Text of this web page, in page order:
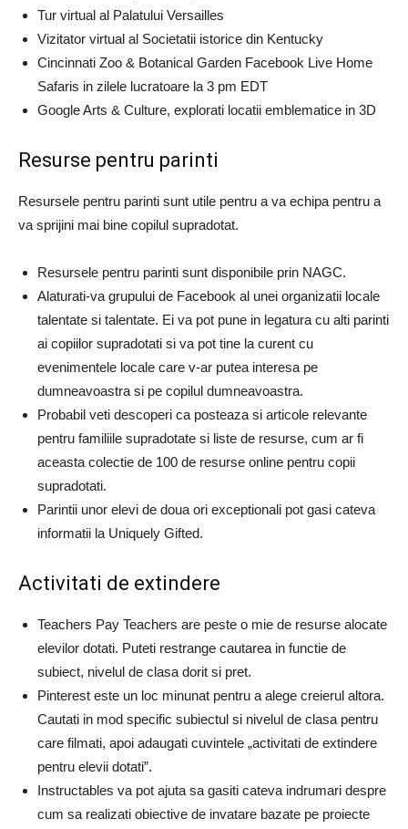
Tur virtual al Palatului Versailles
Vizitator virtual al Societatii istorice din Kentucky
Cincinnati Zoo & Botanical Garden Facebook Live Home
Safaris in zilele lucratoare la 3 pm EDT
Google Arts & Culture, explorati locatii emblematice in 3D
Resurse pentru parinti
Resursele pentru parinti sunt utile pentru a va echipa pentru a
va sprijini mai bine copilul supradotat.
Resursele pentru parinti sunt disponibile prin NAGC.
Alaturati-va grupului de Facebook al unei organizatii locale
talentate si talentate. Ei va pot pune in legatura cu alti parinti
ai copiilor supradotati si va pot tine la curent cu
evenimentele locale care v-ar putea interesa pe
dumneavoastra si pe copilul dumneavoastra.
Probabil veti descoperi ca posteaza si articole relevante
pentru familiile supradotate si liste de resurse, cum ar fi
aceasta colectie de 100 de resurse online pentru copii
supradotati.
Parintii unor elevi de doua ori exceptionali pot gasi cateva
informatii la Uniquely Gifted.
Activitati de extindere
Teachers Pay Teachers are peste o mie de resurse alocate
elevilor dotati. Puteti restrange cautarea in functie de
subiect, nivelul de clasa dorit si pret.
Pinterest este un loc minunat pentru a alege creierul altora.
Cautati in mod specific subiectul si nivelul de clasa pentru
care filmati, apoi adaugati cuvintele „activitati de extindere
pentru elevii dotati”.
Instructables va pot ajuta sa gasiti cateva indrumari despre
cum sa realizati obiective de invatare bazate pe proiecte